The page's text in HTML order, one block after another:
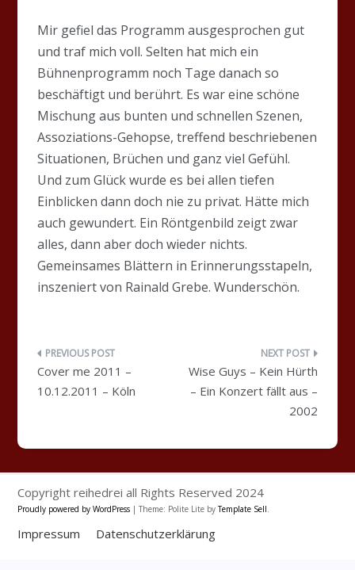
Mir gefiel das Programm ausgesprochen gut
und traf mich voll. Selten hat mich ein
Bühnenprogramm noch Tage danach so
beschäftigt und berührt. Es war eine schöne
Mischung aus bunten und schnellen Szenen,
Assoziations-Gehopse, treffend beschriebenen
Situationen, Brüchen und ganz viel Gefühl.
Und zum Glück wurde es bei allen tiefen
Einblicken dann doch nie zu privat. Hätte mich
auch gewundert. Ein Röntgenbild zeigt zwar
alles, dann aber doch wieder nichts.
Gemeinsames Blättern in Erinnerungsstapeln,
inszeniert von Rainald Grebe. Wunderschön.
Beitragsnavigation
Cover me 2011 –
10.12.2011 – Köln
Wise Guys – Kein Hürth
– Ein Konzert fällt aus –
2002
Copyright reihedrei all Rights Reserved 2024
Proudly powered by WordPress |Theme: Polite Lite byTemplate Sell
Impressum Datenschutzerklärung